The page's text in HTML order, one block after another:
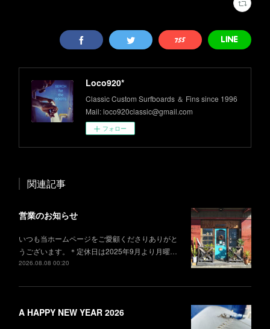
Loco920*
Classic Custom Surfboards ＆ Fins since 1996
Mail: loco920classic@gmail.com
フォロー
関連記事
営業のお知らせ
いつも当ホームページをご愛顧くださりありがと
うございます。＊定休日は2025年9月より月曜…
2026.08.08 00:20
A HAPPY NEW YEAR 2026